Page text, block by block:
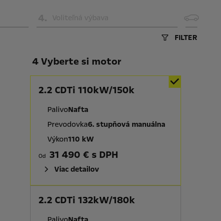
FILTER
4 Vyberte si motor
2.2 CDTi 110kW/150k
PalivoNafta
Prevodovka6. stupňová manuálna
Výkon110 kW
Od 31 490 € s DPH
Viac detailov
2.2 CDTi 132kW/180k